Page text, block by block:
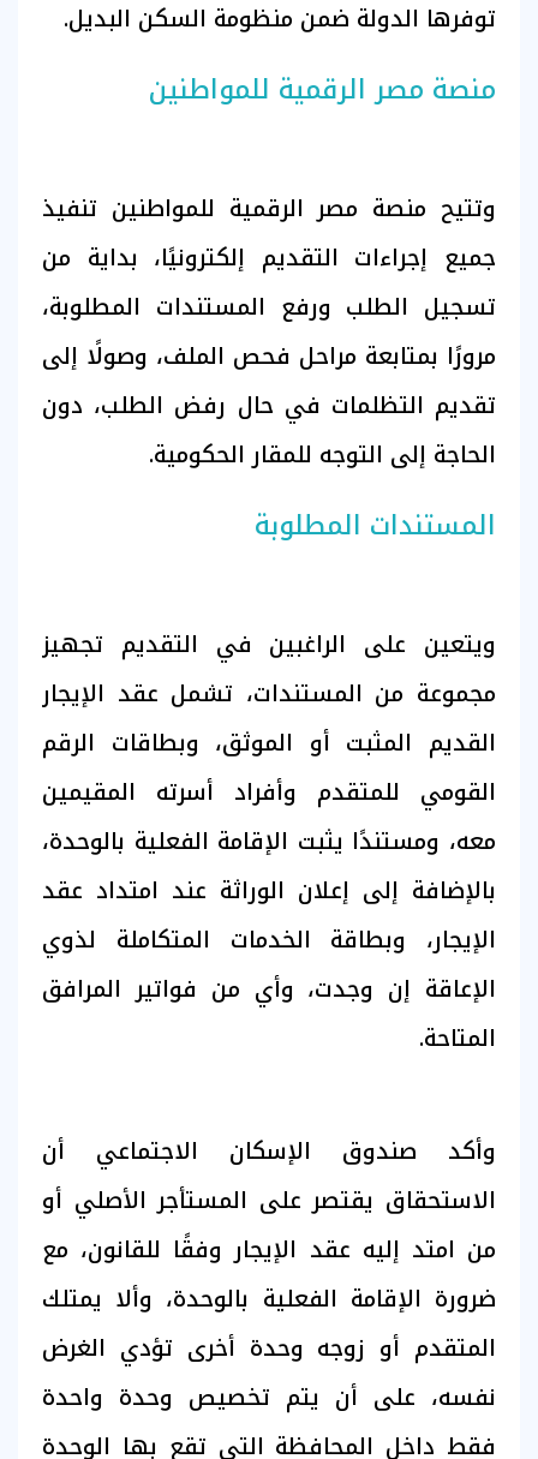
توفرها الدولة ضمن منظومة السكن البديل.
منصة مصر الرقمية للمواطنين
وتتيح منصة مصر الرقمية للمواطنين تنفيذ
جميع إجراءات التقديم إلكترونيًا، بداية من
تسجيل الطلب ورفع المستندات المطلوبة،
مرورًا بمتابعة مراحل فحص الملف، وصولًا إلى
تقديم التظلمات في حال رفض الطلب، دون
الحاجة إلى التوجه للمقار الحكومية.
المستندات المطلوبة
ويتعين على الراغبين في التقديم تجهيز
مجموعة من المستندات، تشمل عقد الإيجار
القديم المثبت أو الموثق، وبطاقات الرقم
القومي للمتقدم وأفراد أسرته المقيمين
معه، ومستندًا يثبت الإقامة الفعلية بالوحدة،
بالإضافة إلى إعلان الوراثة عند امتداد عقد
الإيجار، وبطاقة الخدمات المتكاملة لذوي
الإعاقة إن وجدت، وأي من فواتير المرافق
المتاحة.
وأكد صندوق الإسكان الاجتماعي أن
الاستحقاق يقتصر على المستأجر الأصلي أو
من امتد إليه عقد الإيجار وفقًا للقانون، مع
ضرورة الإقامة الفعلية بالوحدة، وألا يمتلك
المتقدم أو زوجه وحدة أخرى تؤدي الغرض
نفسه، على أن يتم تخصيص وحدة واحدة
فقط داخل المحافظة التي تقع بها الوحدة